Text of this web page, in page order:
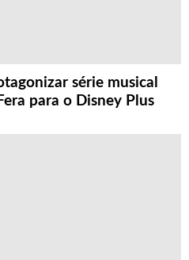
série musical
para o Disney Plus